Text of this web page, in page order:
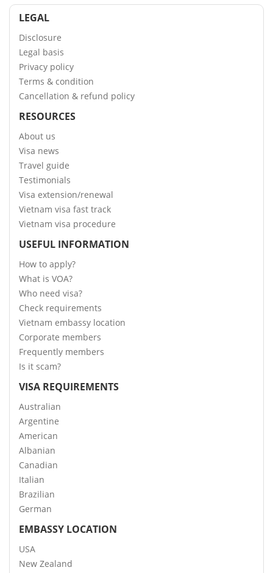
LEGAL
Disclosure
Legal basis
Privacy policy
Terms & condition
Cancellation & refund policy
RESOURCES
About us
Visa news
Travel guide
Testimonials
Visa extension/renewal
Vietnam visa fast track
Vietnam visa procedure
USEFUL INFORMATION
How to apply?
What is VOA?
Who need visa?
Check requirements
Vietnam embassy location
Corporate members
Frequently members
Is it scam?
VISA REQUIREMENTS
Australian
Argentine
American
Albanian
Canadian
Italian
Brazilian
German
EMBASSY LOCATION
USA
New Zealand